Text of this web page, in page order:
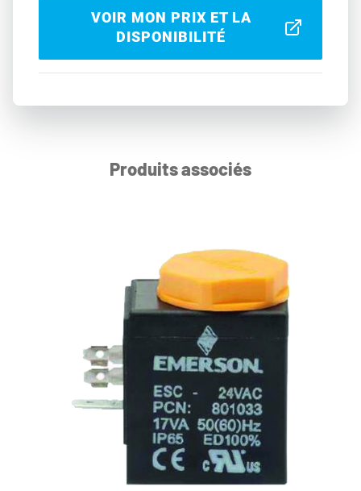
VOIR MON PRIX ET LA
DISPONIBILITÉ
Produits associés